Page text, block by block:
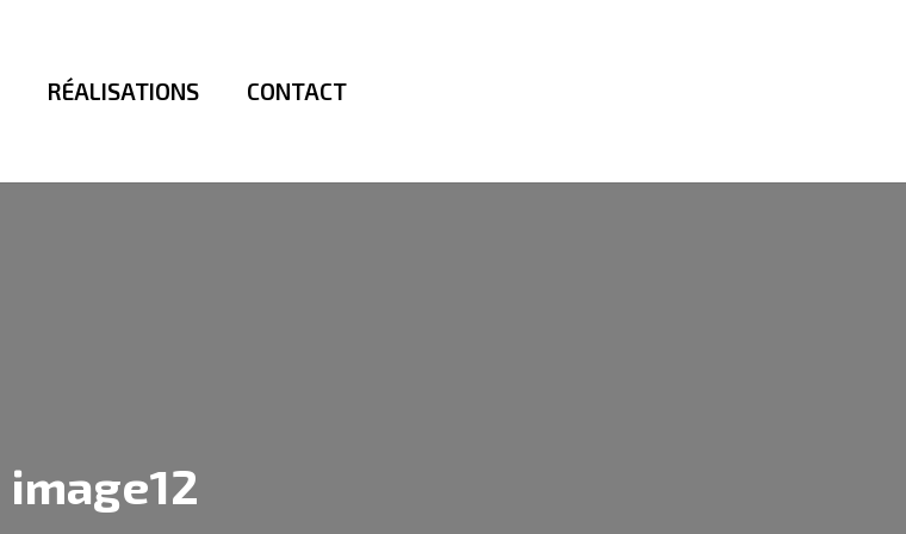
RÉALISATIONS CONTACT
image12